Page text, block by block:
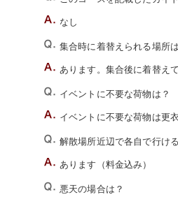
なし
集合時に着替えられる場所
あります。集合後に着替え
イベントに不要な荷物は？
イベントに不要な荷物は更
解散場所近辺で各自で行け
あります（料金込み）
悪天の場合は？